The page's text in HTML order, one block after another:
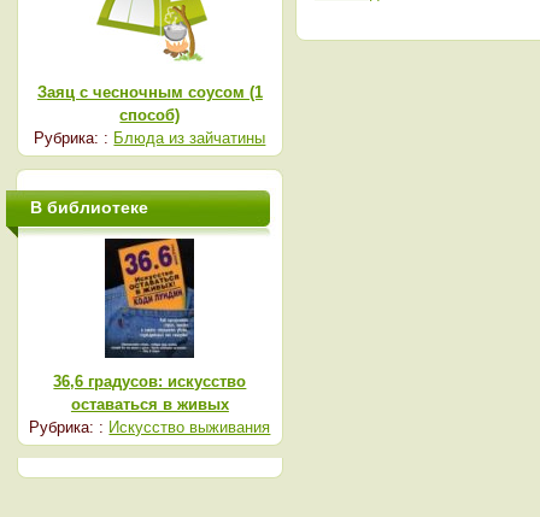
Заяц с чесночным соусом (1
способ)
Рубрика: : Блюда из зайчатины
В библиотеке
36,6 градусов: искусство
оставаться в живых
Рубрика: : Искусство выживания